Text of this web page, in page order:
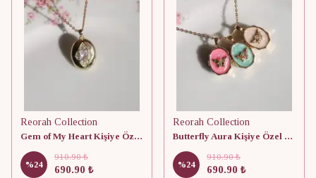
Reorah Collection
Gem of My Heart Kişiye Özel Fotoğraflı Kapaklı Kolye
%24
910.90 ₺
690.90 ₺
Reorah Collection
Butterfly Aura Kişiye Özel Fotoğraflı Kapaklı Kolye
%24
910.90 ₺
690.90 ₺